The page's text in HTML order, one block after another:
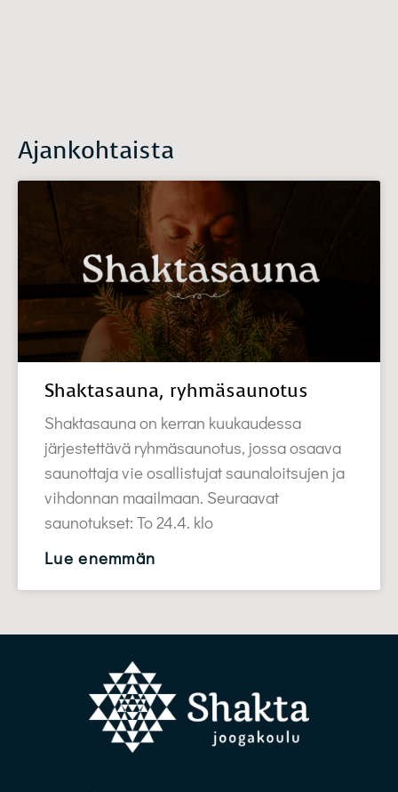
Ajankohtaista
Shaktasauna, ryhmäsaunotus
Shaktasauna on kerran kuukaudessa
järjestettävä ryhmäsaunotus, jossa osaava
saunottaja vie osallistujat saunaloitsujen ja
vihdonnan maailmaan. Seuraavat
saunotukset: To 24.4. klo
Lue enemmän